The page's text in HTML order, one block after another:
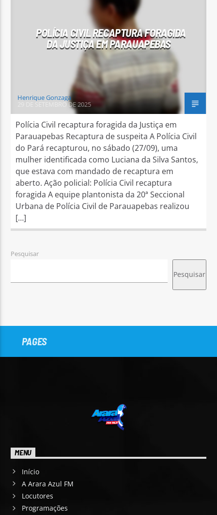
Arara Azul FM
POLÍCIA CIVIL RECAPTURA FORAGIDA
DA JUSTIÇA EM PARAUAPEBAS
Henrique Gonzaga
29 DE SETEMBRO DE 2025
Polícia Civil recaptura foragida da Justiça em
Parauapebas Recaptura de suspeita A Polícia Civil
do Pará recapturou, no sábado (27/09), uma
mulher identificada como Luciana da Silva Santos,
que estava com mandado de recaptura em
aberto. Ação policial: Polícia Civil recaptura
foragida A equipe plantonista da 20ª Seccional
Urbana de Polícia Civil de Parauapebas realizou
[…]
Pesquisar
Pesquisar
PAGES
MENU
Início
A Arara Azul FM
Locutores
Programações